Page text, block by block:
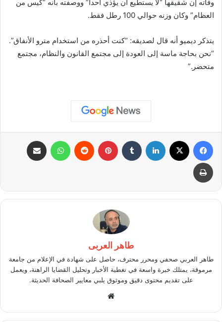
وفاته إن شقيقها “لا يستطيع أن يؤذي أحداً” ووصفته بأنه “كيس من
العظام” وكان وزنه حوالي 100 رطل فقط.
يتذكر ديميو أنه قال لصديقه: “كنت أحذره من استخدام مترو الأنفاق”.
“نحن بحاجة ماسة إلى العودة إلى مجتمع القانون والنظام، مجتمع
متحضر.”
فيسبوك لينكدإن بينتيريست واتساب
طباعة
طاهر العربى
طاهر العربي صحفي ومحرر محترف، حاصل على شهادة في الإعلام من جامعة
مرموقة، يمتلك خبرة واسعة في تغطية الأخبار وتحليل القضايا الراهنة، ويعمل
على تقديم محتوى دقيق وموثوق يلبي معايير الصحافة الحديثة.